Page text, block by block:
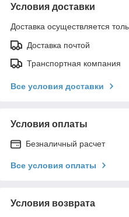
Условия доставки
Доставка осуществляется
Доставка почтой
Транспортная компания
Все условия доставки
Условия оплаты
Безналичный расчет
Все условия оплаты
Условия возврата